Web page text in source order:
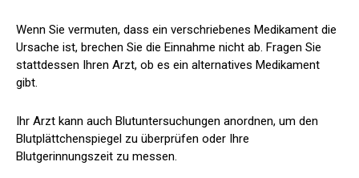
Wenn Sie vermuten, dass ein verschriebenes Medikament die
Ursache ist, brechen Sie die Einnahme nicht ab. Fragen Sie
stattdessen Ihren Arzt, ob es ein alternatives Medikament
gibt.
Ihr Arzt kann auch Blutuntersuchungen anordnen, um den
Blutplättchenspiegel zu überprüfen oder Ihre
Blutgerinnungszeit zu messen.